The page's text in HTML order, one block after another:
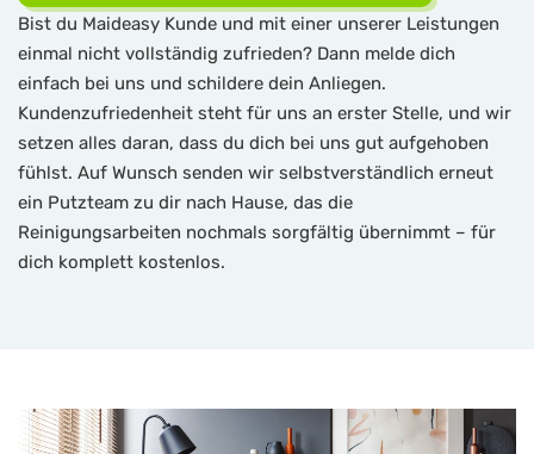
Bist du Maideasy Kunde und mit einer unserer Leistungen
einmal nicht vollständig zufrieden? Dann melde dich
einfach bei uns und schildere dein Anliegen.
Kundenzufriedenheit steht für uns an erster Stelle, und wir
setzen alles daran, dass du dich bei uns gut aufgehoben
fühlst. Auf Wunsch senden wir selbstverständlich erneut
ein Putzteam zu dir nach Hause, das die
Reinigungsarbeiten nochmals sorgfältig übernimmt – für
dich komplett kostenlos.